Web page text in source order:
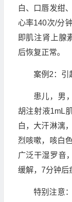
白、口唇发绀
心率140次/分
即肌注肾上腺
后恢复正常。
案例2：引
患儿，男
胡注射液1mL
白，大汗淋漓
烈咳嗽，咳白
广泛干湿罗音
缓解，7分钟后
特别注意